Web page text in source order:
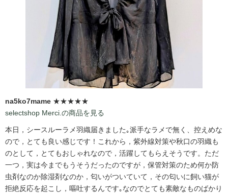
na5ko7mame ★★★★★
selectshop Merci.の商品を見る
本日，シースルーラメ羽織届きました｡派手なラメで無く、控えめな
ので，とても良い感じです！これから，紫外線対策や秋口の羽織も
のとして，とてもおしゃれなので，活躍してもらえそうです。ただ
一つ，実は今までもうそうだったのですが，保管対策のため何か防
虫剤なのか除湿剤なのか，匂いがついていて，その匂いに飼い猫が
拒絶反応を起こし，嘔吐するんです｡なのでとても素敵なものばかり